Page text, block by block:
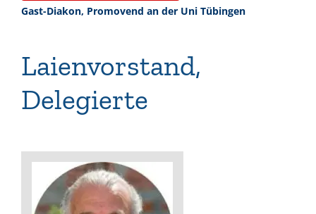
Gast-Diakon, Promovend an der Uni Tübingen
Laienvorstand,
Delegierte